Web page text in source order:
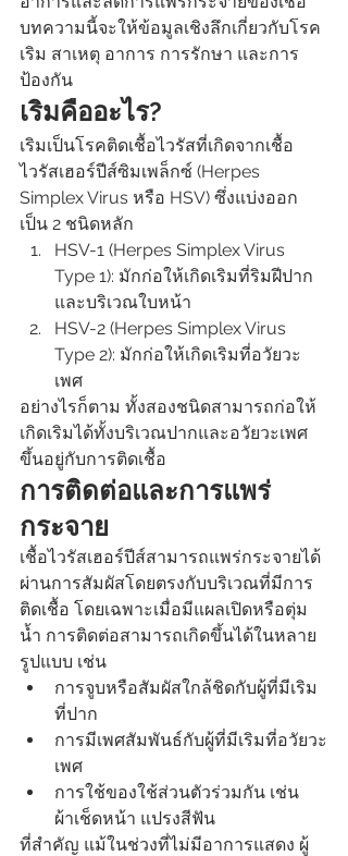
บทความนี้จะให้ข้อมูลเชิงลึกเกี่ยวกับโรค
เริม สาเหตุ อาการ การรักษา และการ
ป้องกัน
เริมคืออะไร?
เริมเป็นโรคติดเชื้อไวรัสที่เกิดจากเชื้อ
ไวรัสเฮอร์ปีส์ซิมเพล็กซ์ (Herpes
Simplex Virus หรือ HSV) ซึ่งแบ่งออก
เป็น 2 ชนิดหลัก
HSV-1 (Herpes Simplex Virus
Type 1): มักก่อให้เกิดเริมที่ริมฝีปาก
และบริเวณใบหน้า
HSV-2 (Herpes Simplex Virus
Type 2): มักก่อให้เกิดเริมที่อวัยวะ
เพศ
อย่างไรก็ตาม ทั้งสองชนิดสามารถก่อให้
เกิดเริมได้ทั้งบริเวณปากและอวัยวะเพศ
ขึ้นอยู่กับการติดเชื้อ
การติดต่อและการแพร่
กระจาย
เชื้อไวรัสเฮอร์ปีส์สามารถแพร่กระจายได้
ผ่านการสัมผัสโดยตรงกับบริเวณที่มีการ
ติดเชื้อ โดยเฉพาะเมื่อมีแผลเปิดหรือตุ่ม
น้ำ การติดต่อสามารถเกิดขึ้นได้ในหลาย
รูปแบบ เช่น
การจูบหรือสัมผัสใกล้ชิดกับผู้ที่มีเริม
ที่ปาก
การมีเพศสัมพันธ์กับผู้ที่มีเริมที่อวัยวะ
เพศ
การใช้ของใช้ส่วนตัวร่วมกัน เช่น
ผ้าเช็ดหน้า แปรงสีฟัน
ที่สำคัญ แม้ในช่วงที่ไม่มีอาการแสดง ผู้